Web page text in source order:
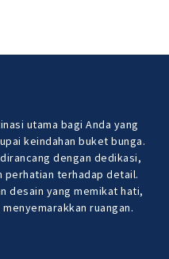
utama bagi Anda yang
keindahan buket bunga.
dengan dedikasi,
perhatian terhadap detail.
desain yang memikat hati,
ruangan.